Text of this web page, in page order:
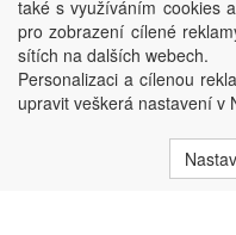
Copyright © Penepex
Penepex s.r.o., Za Špicí 1798,
CZ03220923; zápis do
Brně
také s využíváním cookies
pro zobrazení cílené
sítích na dalších webech.
Personalizaci a cílenou
upravit veškerá nastavení v